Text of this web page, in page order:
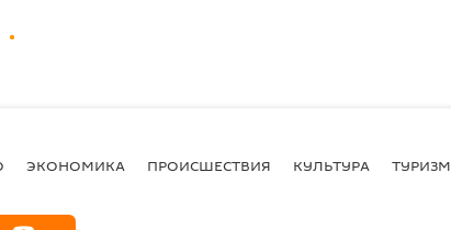
ЭКОНОМИКА ПРОИСШЕСТВИЯ КУЛЬТУРА ТУРИЗМ